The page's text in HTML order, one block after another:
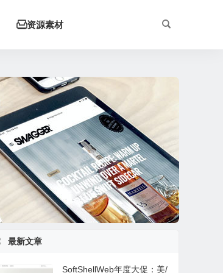
资源素材
最新文章
SoftShellWeb年度大促：美/